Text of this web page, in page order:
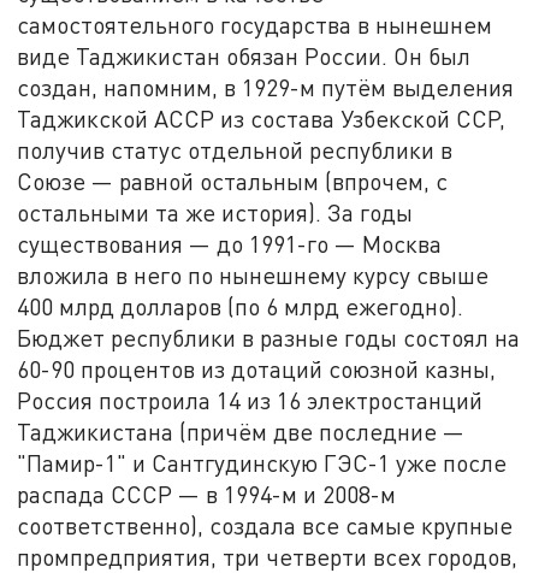
самостоятельного государства в нынешнем
виде Таджикистан обязан России. Он был
создан, напомним, в 1929-м путём выделения
Таджикской АССР из состава Узбекской ССР,
получив статус отдельной республики в
Союзе — равной остальным (впрочем, с
остальными та же история). За годы
существования — до 1991-го — Москва
вложила в него по нынешнему курсу свыше
400 млрд долларов (по 6 млрд ежегодно).
Бюджет республики в разные годы состоял на
60-90 процентов из дотаций союзной казны,
Россия построила 14 из 16 электростанций
Таджикистана (причём две последние —
"Памир-1" и Сантгудинскую ГЭС-1 уже после
распада СССР — в 1994-м и 2008-м
соответственно), создала все самые крупные
промпредприятия, три четверти всех городов,